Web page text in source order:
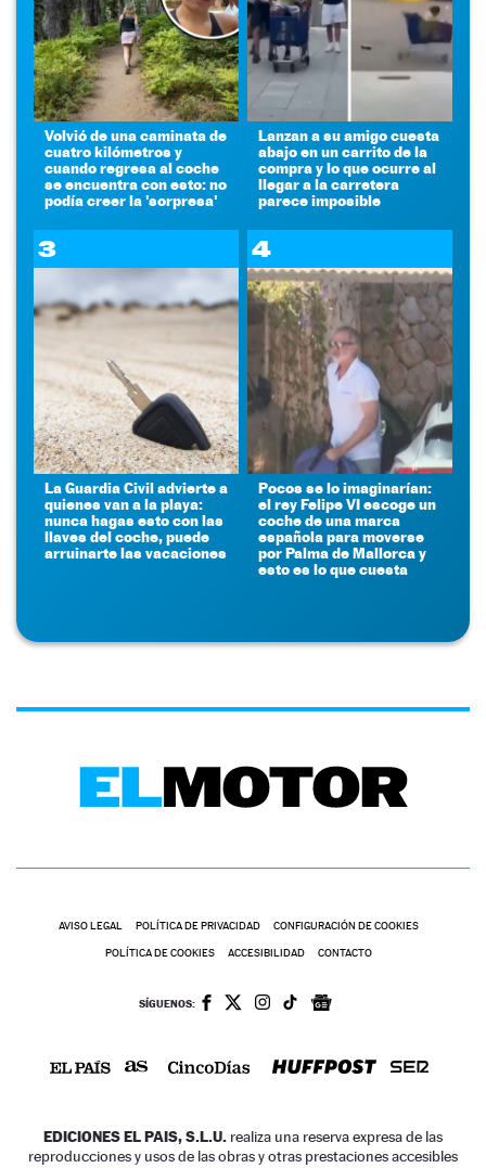
Volvió de una caminata de
cuatro kilómetros y
cuando regresa al coche
se encuentra con esto: no
podía creer la 'sorpresa'
Lanzan a su amigo cuesta
abajo en un carrito de la
compra y lo que ocurre al
llegar a la carretera
parece imposible
3
La Guardia Civil advierte a
quienes van a la playa:
nunca hagas esto con las
llaves del coche, puede
arruinarte las vacaciones
4
Pocos se lo imaginarían:
el rey Felipe VI escoge un
coche de una marca
española para moverse
por Palma de Mallorca y
esto es lo que cuesta
AVISO LEGAL POLÍTICA DE PRIVACIDAD CONFIGURACIÓN DE COOKIES
POLÍTICA DE COOKIES ACCESIBILIDAD CONTACTO
SÍGUENOS:
EDICIONES EL PAIS, S.L.U. realiza una reserva expresa de las
reproducciones y usos de las obras y otras prestaciones accesibles